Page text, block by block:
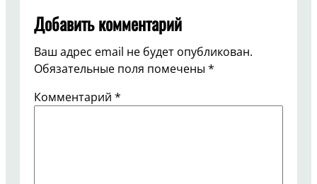
Добавить комментарий
Ваш адрес email не будет опубликован.
Обязательные поля помечены *
Комментарий *